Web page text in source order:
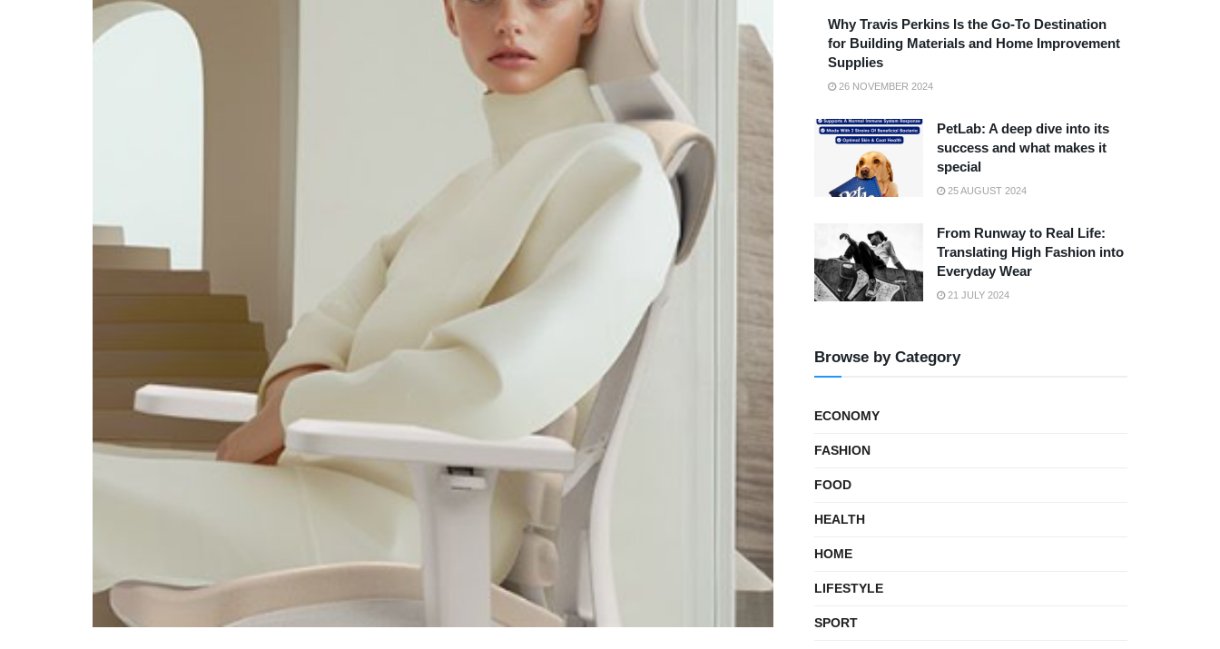
Why Travis Perkins Is the Go-To Destination
for Building Materials and Home Improvement
Supplies
26 NOVEMBER 2024
PetLab: A deep dive into its
success and what makes it
special
25 AUGUST 2024
From Runway to Real Life:
Translating High Fashion into
Everyday Wear
21 JULY 2024
Browse by Category
ECONOMY
FASHION
FOOD
HEALTH
HOME
LIFESTYLE
SPORT